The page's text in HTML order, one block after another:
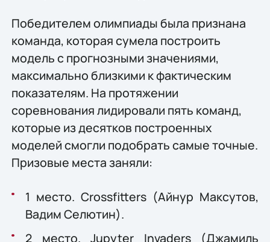
Победителем олимпиады была признана
команда, которая сумела построить
модель с прогнозными значениями,
максимально близкими к фактическим
показателям. На протяжении
соревнования лидировали пять команд,
которые из десятков построенных
моделей смогли подобрать самые точные.
Призовые места заняли:
1 место. Crossfitters (Айнур Максутов,
Вадим Селютин).
2 место. Jupyter Invaders (Джамиль